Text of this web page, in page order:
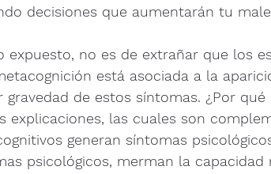
decisiones que aumentarán tu
expuesto, no es de extrañar que los
está asociada a la
gravedad de estos síntomas. ¿Por
explicaciones, las cuales son
generan síntomas
psicológicos, merman la